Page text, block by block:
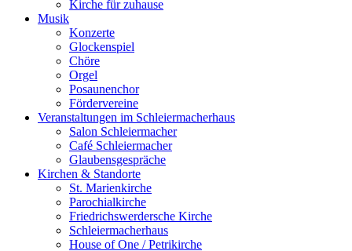
Kirche für zuhause
Musik
Konzerte
Glockenspiel
Chöre
Orgel
Posaunenchor
Fördervereine
Veranstaltungen im Schleiermacherhaus
Salon Schleiermacher
Café Schleiermacher
Glaubensgespräche
Kirchen & Standorte
St. Marienkirche
Parochialkirche
Friedrichswerdersche Kirche
Schleiermacherhaus
House of One / Petrikirche